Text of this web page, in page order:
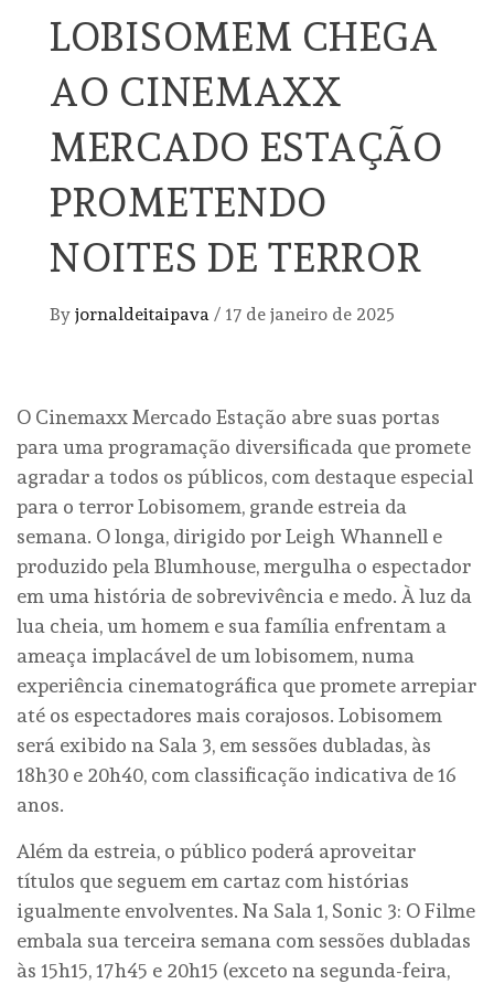
LOBISOMEM CHEGA
AO CINEMAXX
MERCADO ESTAÇÃO
PROMETENDO
NOITES DE TERROR
By jornaldeitaipava / 17 de janeiro de 2025
O Cinemaxx Mercado Estação abre suas portas
para uma programação diversificada que promete
agradar a todos os públicos, com destaque especial
para o terror Lobisomem, grande estreia da
semana. O longa, dirigido por Leigh Whannell e
produzido pela Blumhouse, mergulha o espectador
em uma história de sobrevivência e medo. À luz da
lua cheia, um homem e sua família enfrentam a
ameaça implacável de um lobisomem, numa
experiência cinematográfica que promete arrepiar
até os espectadores mais corajosos. Lobisomem
será exibido na Sala 3, em sessões dubladas, às
18h30 e 20h40, com classificação indicativa de 16
anos.
Além da estreia, o público poderá aproveitar
títulos que seguem em cartaz com histórias
igualmente envolventes. Na Sala 1, Sonic 3: O Filme
embala sua terceira semana com sessões dubladas
às 15h15, 17h45 e 20h15 (exceto na segunda-feira,